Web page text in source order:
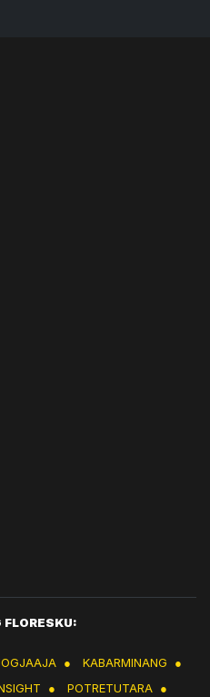
● KABARMINANG
●
● POTRETUTARA ●